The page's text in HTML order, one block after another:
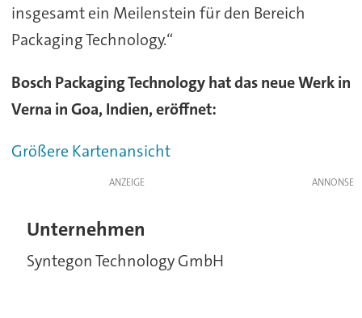
insgesamt ein Meilenstein für den Bereich
Packaging Technology.“
Bosch Packaging Technology hat das neue Werk in
Verna in Goa, Indien, eröffnet:
Größere Kartenansicht
ANZEIGE
Unternehmen
Syntegon Technology GmbH